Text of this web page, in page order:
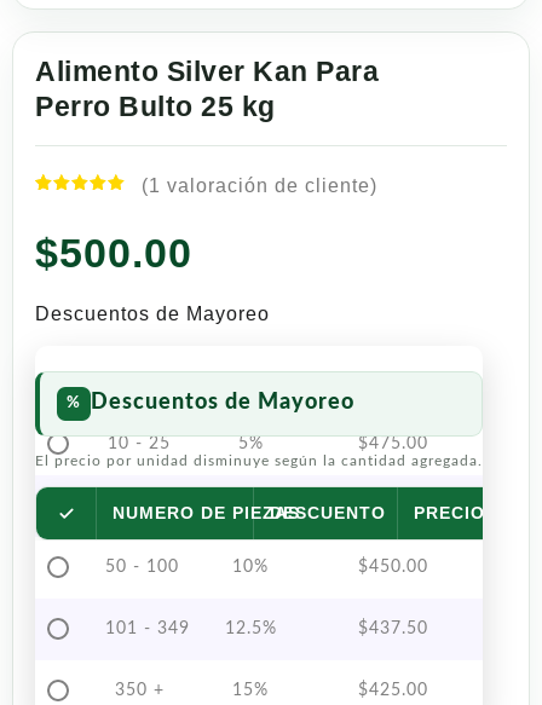
Alimento Silver Kan Para
Perro Bulto 25 kg
de 5 en
base a
cliente
(1 valoración de cliente)
$500.00
Descuentos de Mayoreo
Descuentos de Mayoreo
El precio por unidad disminuye según la cantidad agregada.
NUMERO DE PIEZASDESCUENTO PRECIO POR
10 - 25 5% $475.00
26 - 49 7.5% $462.50
50 - 100 10% $450.00
101 - 349 12.5% $437.50
350 + 15% $425.00